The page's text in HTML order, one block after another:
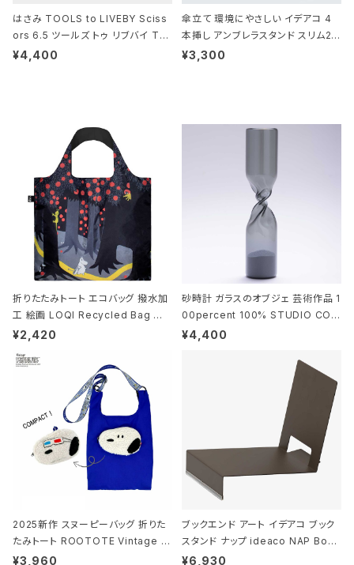
はさみ TOOLS to LIVEBY Sciss
ors 6.5 ツールズ トゥ リブバイ TL
010 シザーズ 6.5 ゴールド
¥4,400
傘立て 環境にやさしい イデアコ 4
本挿し アンブレラスタンド スリム2 i
deaco Umbrella Stand slim2 s
¥3,300
折りたたみトート エコバッグ 撥水加
工 絵画 LOQI Recycled Bag ロ
ーキー 大きめ トートバッグ MOOMI
¥2,420
砂時計 ガラスのオブジェ 芸術作品 1
00percent 100% STUDIO COH
AKU Timeless 100パーセント ス
¥4,400
2025新作 スヌーピーバッグ 折りた
たみトート ROOTOTE Vintage P
EANUTS ROO-shopper mid 84
¥3,960
ブックエンド アート イデアコ ブック
スタンド ナップ ideaco NAP Book
stand ブラウン
¥6,930